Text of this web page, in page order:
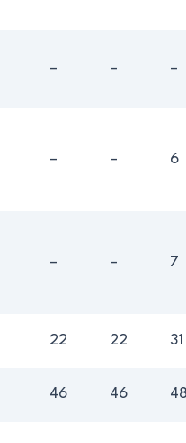
– – –
– – 6
– – 7
22 22 31
46 46